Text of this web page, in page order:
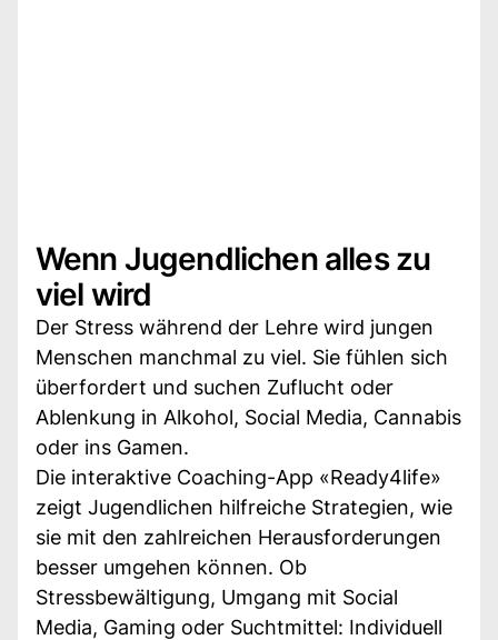
Wenn Jugendlichen alles zu
viel wird
Der Stress während der Lehre wird jungen
Menschen manchmal zu viel. Sie fühlen sich
überfordert und suchen Zuflucht oder
Ablenkung in Alkohol, Social Media, Cannabis
oder ins Gamen.
Die interaktive Coaching-App «Ready4life»
zeigt Jugendlichen hilfreiche Strategien, wie
sie mit den zahlreichen Herausforderungen
besser umgehen können. Ob
Stressbewältigung, Umgang mit Social
Media, Gaming oder Suchtmittel: Individuell